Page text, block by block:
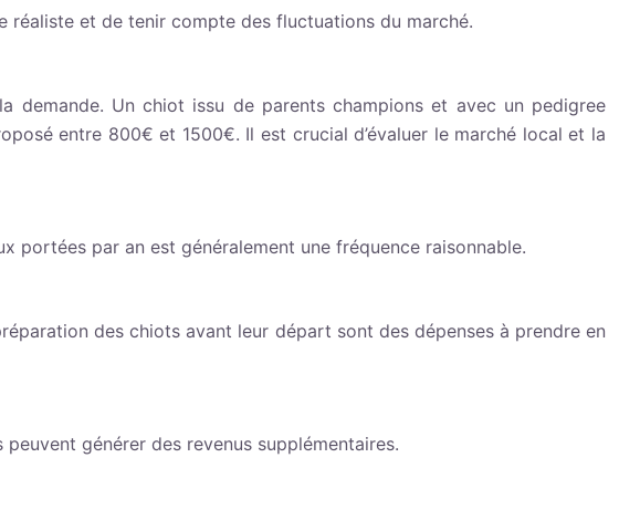
réaliste et de tenir compte des fluctuations du marché.
demande. Un chiot issu de parents champions et avec un pedigree
entre 800€ et 1500€. Il est crucial d’évaluer le marché local et la
portées par an est généralement une fréquence raisonnable.
des chiots avant leur départ sont des dépenses à prendre en
générer des revenus supplémentaires.